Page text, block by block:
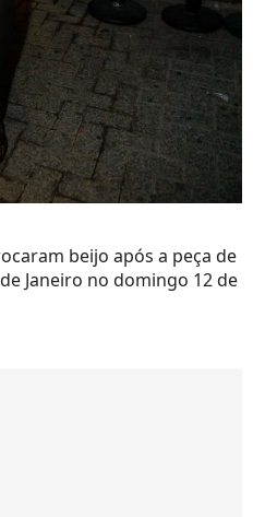
beijo após a peça de
Janeiro no domingo 12 de